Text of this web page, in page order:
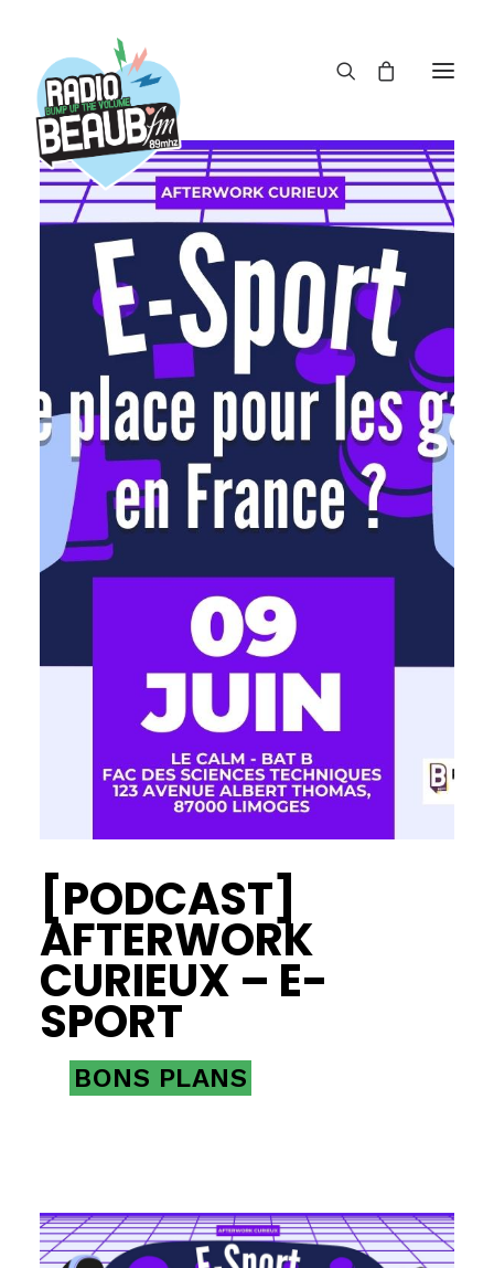
ACTUS
REPLAY
ÉMISSIONS
BOUTIQUE
[PODCAST]
AFTERWORK
CURIEUX – E-
SPORT
BONS PLANS